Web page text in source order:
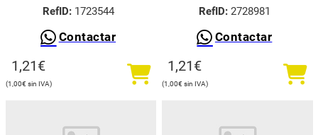
RefID:1723544
Contactar
1,21€
1,00€
RefID:2728981
Contactar
1,21€
1,00€